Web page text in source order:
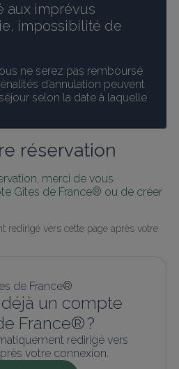
aux imprévus
impossibilité de
ne serez pas remboursé
d’annulation peuvent
selon la date à laquelle
réservation
merci de vous
Gîtes de France® ou de créer
redirigé vers cette page après votre
un compte
France® ?
redirigé vers
votre connexion.